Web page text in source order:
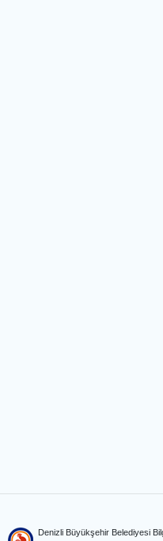
Denizli Büyükşehir Belediyesi